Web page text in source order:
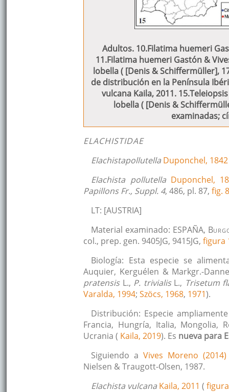
Adultos. 10.Filatima huemeri
11.Filatima huemeri Gastón &
lobella ( [Denis & Schiffermüller],
de distribución en la Península
vulcana Kaila, 2011.
lobella ( [Denis &
examinadas;
ELACHISTIDAE
Elachistapollutella Duponchel,
Elachista pollutellaDuponchel,
Papillons Fr., Suppl. 4, 486, pl. 87,fig.
LT: [AUSTRIA]
Material examinado: ESPAÑA, B
col., prep. gen. 9405JG, 9415JG,figura
Biología: Esta especie se
Auquier, Kerguélen & Markgr.-
pratensisL., P. trivialisL., Trisetum
Varalda, 1994;Szöcs, 1968, 1971).
Distribución: Especie
Francia, Hungría, Italia, Mongolia,
Ucrania ( Kaila, 2019). Es nueva para
Siguiendo aVives Moreno (2014)
Nielsen & Traugott-Olsen, 1987.
Elachista vulcana Kaila, 2011 (